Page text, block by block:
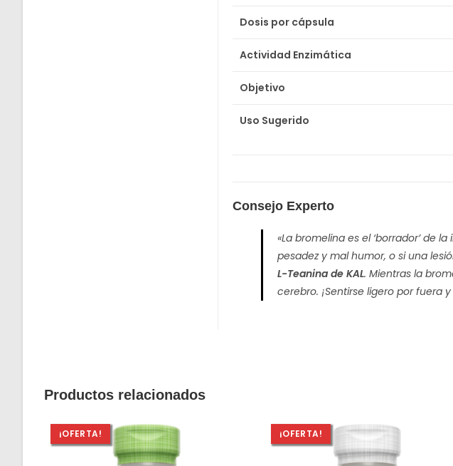
Dosis por cápsula
Actividad Enzimática
Objetivo
Uso Sugerido
Consejo Experto
«La bromelina es el ‘borrador’ de
pesadez y mal humor, o si una
L-Teanina de KAL. Mientras la
cerebro. ¡Sentirse ligero por fuera
Productos relacionados
¡OFERTA! ¡OFERTA!